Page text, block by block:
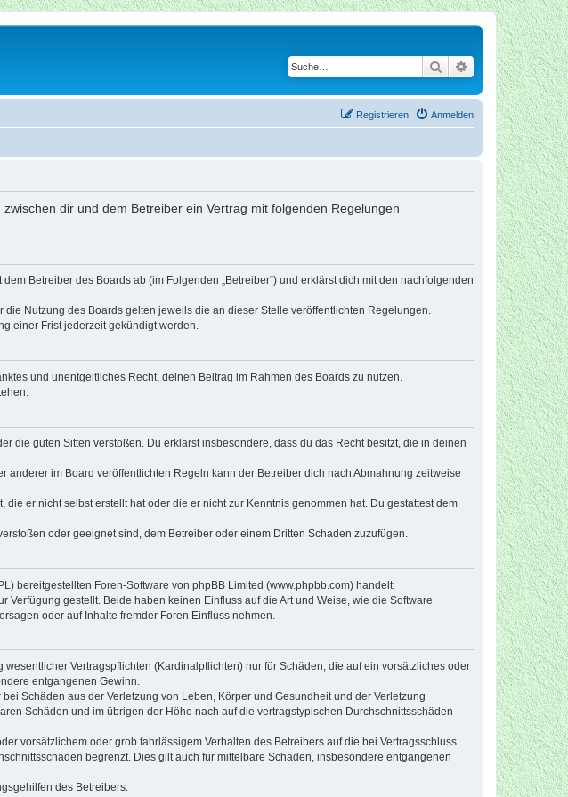
Suche Erweiterte Suche
Anmelden
Registrieren
dir und dem Betreiber ein Vertrag mit folgenden Regelungen
Betreiber des Boards ab (im Folgenden „Betreiber“) und erklärst dich mit den nachfolgenden
Nutzung des Boards gelten jeweils die an dieser Stelle veröffentlichten Regelungen.
einer Frist jederzeit gekündigt werden.
und unentgeltliches Recht, deinen Beitrag im Rahmen des Boards zu nutzen.
die guten Sitten verstoßen. Du erklärst insbesondere, dass du das Recht besitzt, die in deinen
im Board veröffentlichten Regeln kann der Betreiber dich nach Abmahnung zeitweise
er nicht selbst erstellt hat oder die er nicht zur Kenntnis genommen hat. Du gestattest dem
oder geeignet sind, dem Betreiber oder einem Dritten Schaden zuzufügen.
bereitgestellten Foren-Software von phpBB Limited (www.phpbb.com) handelt;
gestellt. Beide haben keinen Einfluss auf die Art und Weise, wie die Software
oder auf Inhalte fremder Foren Einfluss nehmen.
Vertragspflichten (Kardinalpflichten) nur für Schäden, die auf ein vorsätzliches oder
entgangenen Gewinn.
Schäden aus der Verletzung von Leben, Körper und Gesundheit und der Verletzung
Schäden und im übrigen der Höhe nach auf die vertragstypischen Durchschnittsschäden
vorsätzlichem oder grob fahrlässigem Verhalten des Betreibers auf die bei Vertragsschluss
begrenzt. Dies gilt auch für mittelbare Schäden, insbesondere entgangenen
des Betreibers.